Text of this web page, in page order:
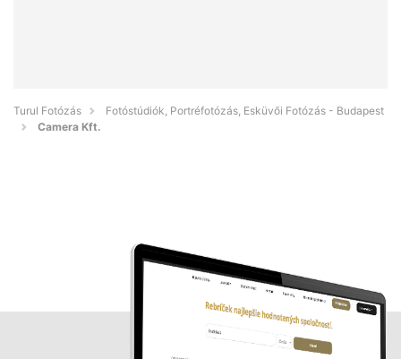
Turul Fotózás
Fotóstúdiók, Portréfotózás, Esküvői Fotózás - Budapest
Camera Kft.